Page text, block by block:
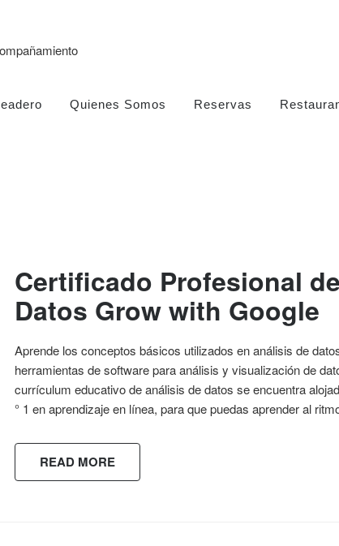
Quienes Somos Reservas
Certificado Profesional
Datos Grow with Google
Aprende los conceptos básicos utilizados en análisis de
herramientas de software para análisis y visualización de
currículum educativo de análisis de datos se encuentra
° 1 en aprendizaje en línea, para que puedas aprender al
READ MORE